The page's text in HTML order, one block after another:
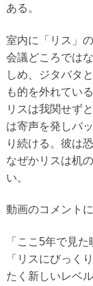
ある。
室内に「リス」
会議どころでは
しめ、ジタバタ
も的を外れてい
リスは我関せず
は寄声を発しバ
り続ける。彼は
なぜかリスは机
い。
動画のコメントに
「ここ5年で見
「リスにびっく
たく新しいレベ